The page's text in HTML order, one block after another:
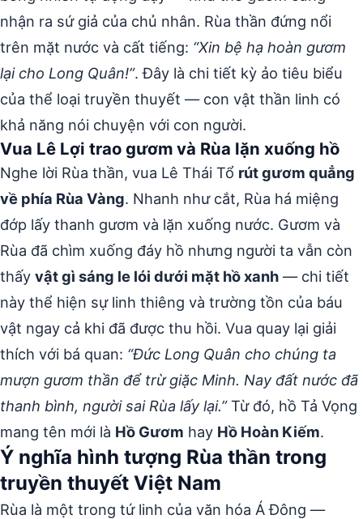
nhận ra sứ giả của chủ nhân. Rùa thần đứng nổi
trên mặt nước và cất tiếng: “Xin bệ hạ hoàn gươm
lại cho Long Quân!”. Đây là chi tiết kỳ ảo tiêu biểu
của thể loại truyền thuyết — con vật thần linh có
khả năng nói chuyện với con người.
Vua Lê Lợi trao gươm và Rùa lặn xuống hồ
Nghe lời Rùa thần, vua Lê Thái Tổ rút gươm quẳng
về phía Rùa Vàng. Nhanh như cắt, Rùa há miệng
đớp lấy thanh gươm và lặn xuống nước. Gươm và
Rùa đã chìm xuống đáy hồ nhưng người ta vẫn còn
thấy vật gì sáng le lói dưới mặt hồ xanh — chi tiết
này thể hiện sự linh thiêng và trường tồn của báu
vật ngay cả khi đã được thu hồi. Vua quay lại giải
thích với bá quan: “Đức Long Quân cho chúng ta
mượn gươm thần để trừ giặc Minh. Nay đất nước đã
thanh bình, người sai Rùa lấy lại.”Từ đó, hồ Tả Vọng
mang tên mới là Hồ Gươm hay Hồ Hoàn Kiếm.
Ý nghĩa hình tượng Rùa thần trong
truyền thuyết Việt Nam
Rùa là một trong tứ linh của văn hóa Á Đông —